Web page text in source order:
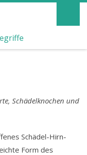
Schädelknochen und
Schädel-Hirn-
Form des